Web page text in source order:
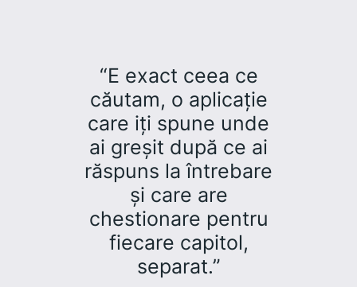
“E exact ceea ce
căutam, o aplicație
care iți spune unde
ai greșit după ce ai
răspuns la întrebare
și care are
chestionare pentru
fiecare capitol,
separat.”